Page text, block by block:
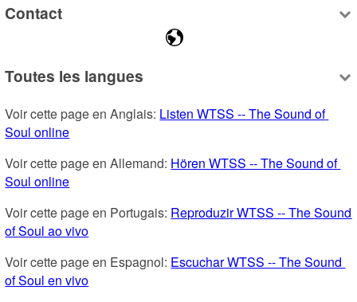
Contact
Toutes les langues
Voir cette page en Anglais: Listen WTSS -- The Sound of
Soul online
Voir cette page en Allemand: Hören WTSS -- The Sound of
Soul online
Voir cette page en Portugais: Reproduzir WTSS -- The Sound
of Soul ao vivo
Voir cette page en Espagnol: Escuchar WTSS -- The Sound
of Soul en vivo